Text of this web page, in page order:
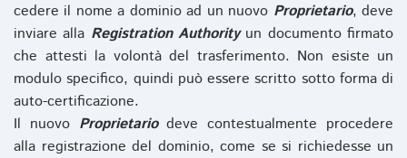
cedere il nome a dominio ad un nuovo Proprietario, deve
inviare alla Registration Authorityun documento firmato
che attesti la volontà del trasferimento. Non esiste un
modulo specifico, quindi può essere scritto sotto forma di
auto-certificazione.
Il nuovo Proprietariodeve contestualmente procedere
alla registrazione del dominio, come se si richiedesse un